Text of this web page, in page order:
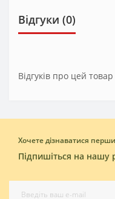
Відгуки (0)
Відгуків про цей
Хочете дізнаватися
Підпишіться на нашу